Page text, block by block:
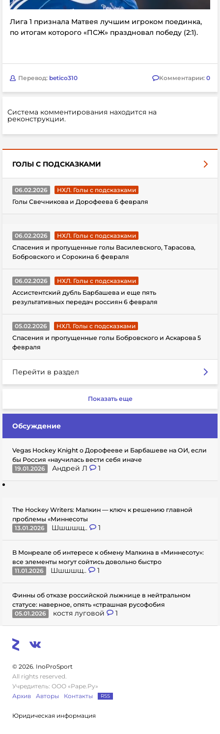
Лига 1 признала Матвея лучшим игроком поединка,
по итогам которого «ПСЖ» праздновал победу (2:1).
Перевод: betico310 Комментарии: 0
Система комментирования находится на
реконструкции.
ГОЛЫ С ПОДСКАЗКАМИ
06.02.2026
НХЛ. Голы с подсказками
Голы Свечникова и Дорофеева 6 февраля
06.02.2026
НХЛ. Голы с подсказками
Спасения и пропущенные голы Василевского, Тарасова,
Бобровского и Сорокина 6 февраля
06.02.2026
НХЛ. Голы с подсказками
Ассистентский дубль Барбашева и еще пять
результативных передач россиян 6 февраля
05.02.2026
НХЛ. Голы с подсказками
Спасения и пропущенные голы Бобровского и Аскарова 5
февраля
Перейти в раздел
Показать еще
Обсуждение
Vegas Hockey Knight о Дорофееве и Барбашеве на ОИ, если
бы Россия «научилась вести себя иначе
19.01.2026
Андрей Л 1
The Hockey Writers: Малкин — ключ к решению главной
проблемы «Миннесоты
13.01.2026
Шшшшщ.. 1
В Монреале об интересе к обмену Малкина в «Миннесоту»:
все элементы могут сойтись довольно быстро
11.01.2026
Шшшшщ.. 1
Финны об отказе российской лыжнице в нейтральном
статусе: наверное, опять «страшная русофобия
05.01.2026
костя луговой 1
© 2026. InoProSport
All rights reserved.
Учредитель: ООО «Раре.Ру»
Архив
Авторы Контакты RSS
Юридическая информация